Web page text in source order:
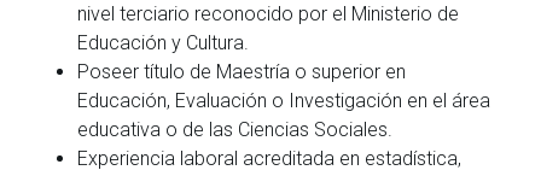
nivel terciario reconocido por el Ministerio de
Educación y Cultura.
Poseer título de Maestría o superior en
Educación, Evaluación o Investigación en el área
educativa o de las Ciencias Sociales.
Experiencia laboral acreditada en estadística,